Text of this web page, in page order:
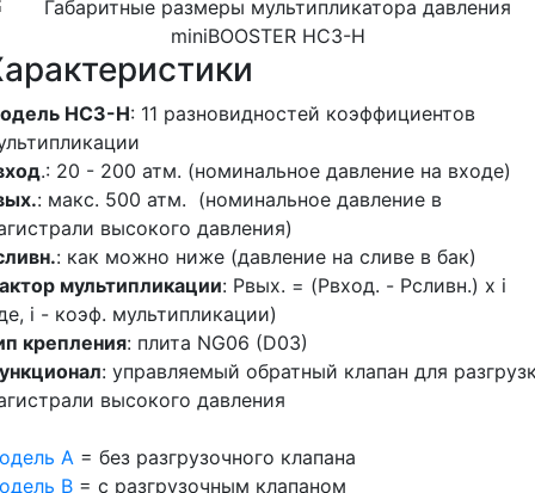
HC3-H: 11 разновидностей коэффициентов
.: 20 - 200 атм. (номинальное давление на входе)
: макс. 500 атм. (номинальное давление в
высокого давления)
: как можно ниже (давление на сливе в бак)
мультипликации: Pвых. = (Pвход. - Pсливн.) х i
i - коэф. мультипликации)
крепления: плита NG06 (D03)
: управляемый обратный клапан для
высокого давления
A = без разгрузочного клапана
B = с разгрузочным клапаном